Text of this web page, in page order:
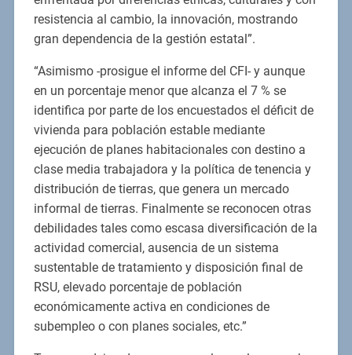
resistencia al cambio, la innovación, mostrando
gran dependencia de la gestión estatal”.
“Asimismo -prosigue el informe del CFI- y aunque
en un porcentaje menor que alcanza el 7 % se
identifica por parte de los encuestados el déficit de
vivienda para población estable mediante
ejecución de planes habitacionales con destino a
clase media trabajadora y la política de tenencia y
distribución de tierras, que genera un mercado
informal de tierras. Finalmente se reconocen otras
debilidades tales como escasa diversificación de la
actividad comercial, ausencia de un sistema
sustentable de tratamiento y disposición final de
RSU, elevado porcentaje de población
económicamente activa en condiciones de
subempleo o con planes sociales, etc.”